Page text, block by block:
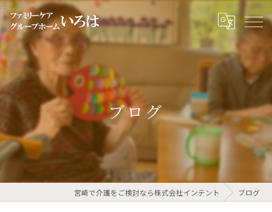
ブログ
宮崎で介護をご検討なら株式会社インテント ブログ